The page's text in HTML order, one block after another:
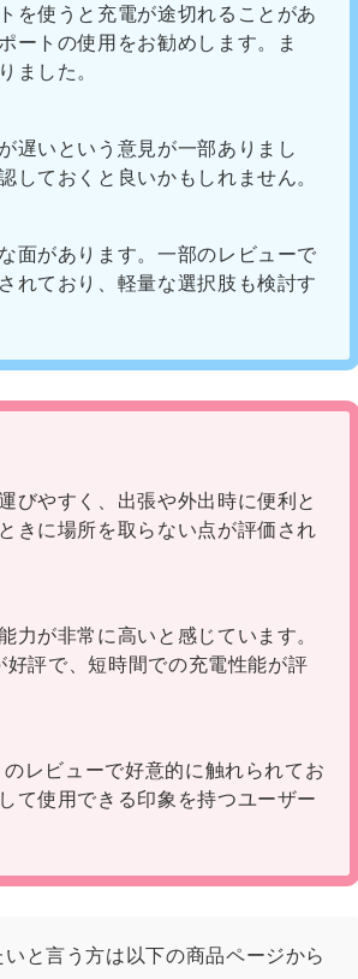
を使うと充電が途切れることがあ
ートの使用をお勧めします。ま
ました。
遅いという意見が一部ありまし
しておくと良いかもしれません。
面があります。一部のレビューで
れており、軽量な選択肢も検討す
びやすく、出張や外出時に便利と
きに場所を取らない点が評価され
力が非常に高いと感じています。
評で、短時間での充電性能が評
レビューで好意的に触れられてお
て使用できる印象を持つユーザー
と言う方は以下の商品ページから